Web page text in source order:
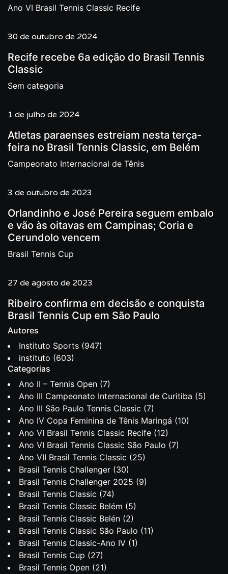
Ano VI Brasil Tennis Classic Recife
30 de outubro de 2024
Recife recebe 6a edição do Brasil Tennis
Classic
Sem categoria
1 de julho de 2024
Atletas paraenses estreiam nesta terça-
feira no Brasil Tennis Classic, em Belém
Campeonato Internacional de Tênis
3 de outubro de 2023
Orlandinho e José Pereira seguem embalo
e vão às oitavas em Campinas; Coria e
Cerundolo vencem
Brasil Tennis Cup
27 de agosto de 2023
Ribeiro confirma em decisão e conquista
Brasil Tennis Cup em São Paulo
Autores
Instituto Sports (947)
instituto (603)
Categorias
Ano II – Tennis Open (7)
Ano III Campeonato Internacional de Curitiba (5)
Ano III São Paulo Tennis Classic (7)
Ano IV Copa Feminina de Tênis Maringá (10)
Ano VI Brasil Tennis Classic Recife (12)
Ano VI Brasil Tennis Classic São Paulo (7)
Ano VII Brasil Tennis Classic (25)
Brasil Tennis Challenger (30)
Brasil Tennis Challenger 2025 (9)
Brasil Tennis Classic (74)
Brasil Tennis Classic Belém (5)
Brasil Tennis Classic Belén (2)
Brasil Tennis Classic São Paulo (11)
Brasil Tennis Classic-Ano IV (1)
Brasil Tennis Cup (27)
Brasil Tennis Open (21)